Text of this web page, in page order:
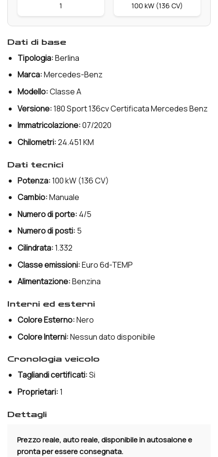
1
100 kW (136 CV)
dati di base
Tipologia:Berlina
Marca:Mercedes-Benz
Modello:Classe A
Versione:180 Sport 136cv Certificata Mercedes Benz
Immatricolazione:07/2020
Chilometri:24.451 KM
dati tecnici
Potenza:100 kW (136 CV)
Cambio:Manuale
Numero di porte: 4/5
Numero di posti: 5
Cilindrata:1.332
Classe emissioni:Euro 6d-TEMP
Alimentazione:Benzina
interni ed esterni
Colore Esterno:Nero
Colore Interni:Nessun dato disponibile
cronologia veicolo
Tagliandi certificati:Si
Proprietari:1
dettagli
Prezzo reale, auto reale, disponibile in autosalone e
pronta per essere consegnata.